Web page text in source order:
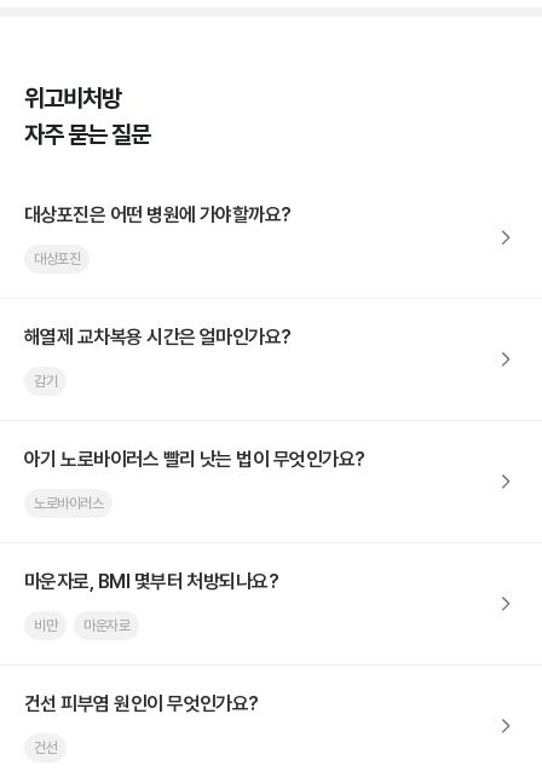
위고비처방
자주 묻는 질문
대상포진은 어떤 병원에 가야할까요?
대상포진
해열제 교차복용 시간은 얼마인가요?
감기
아기 노로바이러스 빨리 낫는 법이 무엇인가요?
노로바이러스
마운자로, BMI 몇부터 처방되나요?
비만 마운자로
건선 피부염 원인이 무엇인가요?
건선